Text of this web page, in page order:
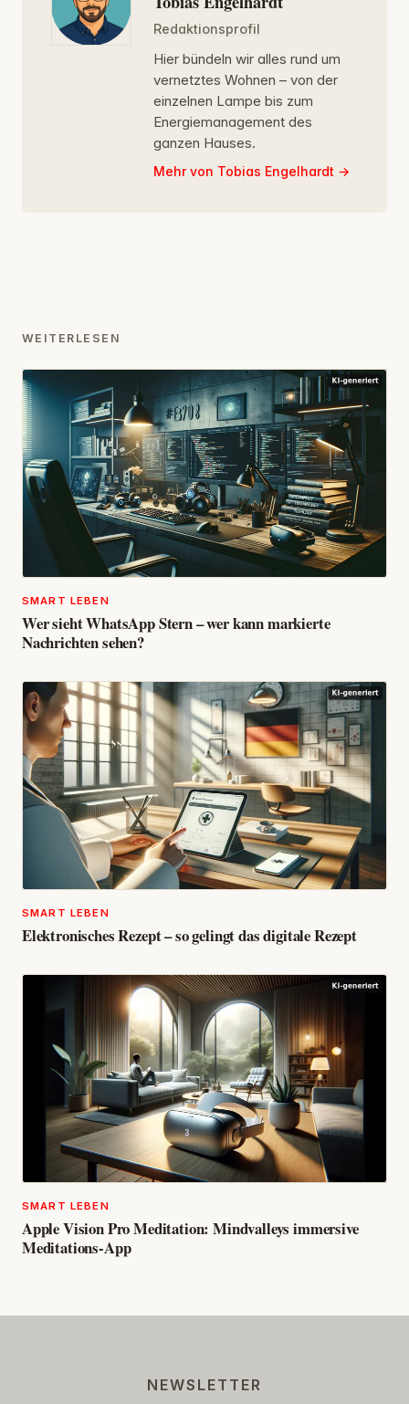
Redaktionsprofil
Hier bündeln wir alles rund um
vernetztes Wohnen – von der
einzelnen Lampe bis zum
Energiemanagement des
ganzen Hauses.
Mehr von Tobias Engelhardt
WEITERLESEN
SMART LEBEN
Wer sieht WhatsApp Stern – wer kann markierte
Nachrichten sehen?
SMART LEBEN
Elektronisches Rezept – so gelingt das digitale Rezept
SMART LEBEN
Apple Vision Pro Meditation: Mindvalleys immersive
Meditations-App
NEWSLETTER